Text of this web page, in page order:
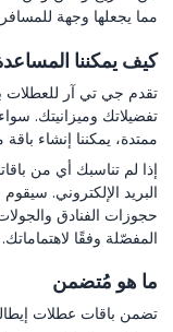
مما يجعلها وجهة
كيف يمكننا
تقدم جي تي آر للعطلات
تفضيلاتك وميزانيتك.
ممتدة، يمكننا إنشاء
إذا لم تناسبك أي من
البريد الإلكتروني.
حجوزات الفنادق
المفصّلة وفقًا لاهتماماتك.
ما هو مُتضمن
تضمن باقات عطلات